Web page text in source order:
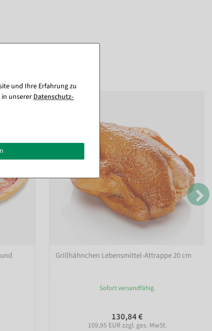
Grillhähnchen Lebensmittel-Attrappe 20 cm
Sofort versandfähig.
130,84 €
109,95 EUR zzgl. ges. MwSt.
und Ihre Erfahrung zu
unserer Daten­schutz­